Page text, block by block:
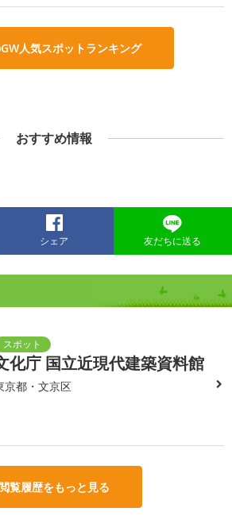
人気スポットランキング
おすすめ情報
シェア 友だちに送る
化庁 国立近現代建築資料館
京都・文京区
覧履歴をもっと見る